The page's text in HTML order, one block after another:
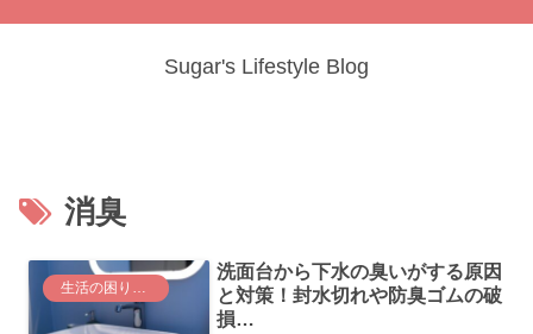
Sugar's Lifestyle Blog
消臭
生活の困りごと
洗面台から下水の臭いがする原因
と対策！封水切れや防臭ゴムの破
損…